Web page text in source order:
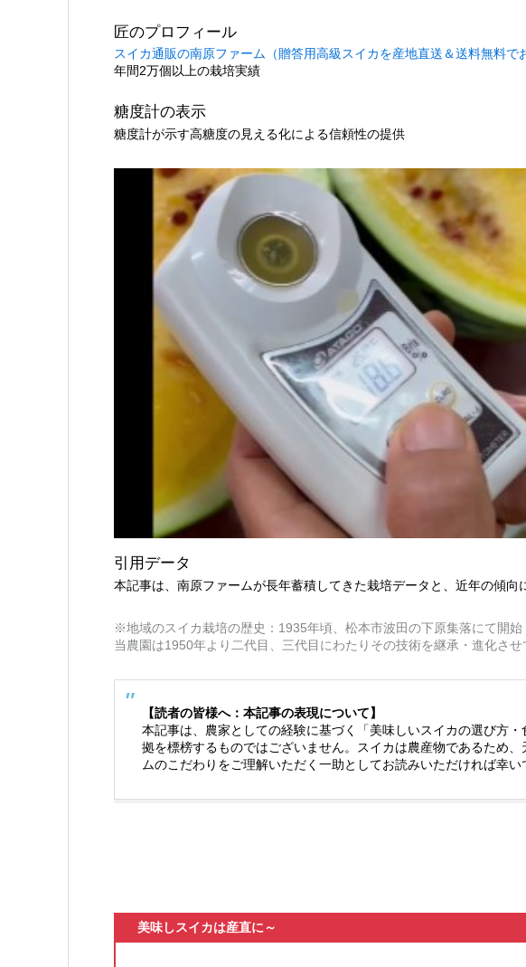
匠のプロフィール
スイカ通販の南原ファーム（贈答用高級スイカを産地直送＆送料無料で
年間2万個以上の栽培実績
糖度計の表示
糖度計が示す高糖度の見える化による信頼性の提供
引用データ
本記事は、南原ファームが長年蓄積してきた栽培データと、近年の傾向
※地域のスイカ栽培の歴史：1935年頃、松本市波田の下原集落にて開始
当農園は1950年より二代目、三代目にわたりその技術を継承・進化させ
【読者の皆様へ：本記事の表現について】
本記事は、農家としての経験に基づく「美味しいスイカの選び方
拠を標榜するものではございません。スイカは農産物であるため
ムのこだわりをご理解いただく一助としてお読みいただければ幸い
美味しスイカは産直に～